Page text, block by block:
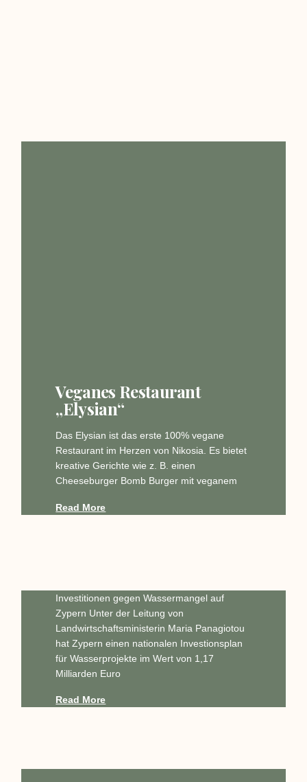
Veganes Restaurant
„Elysian“
Das Elysian ist das erste 100% vegane
Restaurant im Herzen von Nikosia. Es bietet
kreative Gerichte wie z. B. einen
Cheeseburger Bomb Burger mit veganem
Read More
Investitionen gegen Wassermangel auf
Zypern Unter der Leitung von
Landwirtschaftsministerin Maria Panagiotou
hat Zypern einen nationalen Investionsplan
für Wasserprojekte im Wert von 1,17
Milliarden Euro
Read More